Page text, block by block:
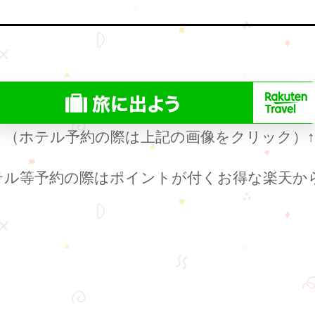
（ホテル予約の際は上記の画像をクリック）
等予約の際はポイントが付くお得な楽天か